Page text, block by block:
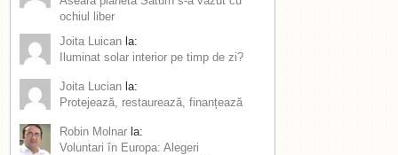
ochiul liber
Joita Luican la:
Iluminat solar interior pe timp de zi?
Joita Lucian la:
Protejează, restaurează, finanțează
Robin Molnar la:
Voluntari în Europa: Alegeri